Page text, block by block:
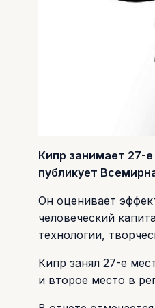
Кипр занимает 27-
публикует
Он оценивает
человеческий
технологии,
Кипр занял 27-е
и второе место в